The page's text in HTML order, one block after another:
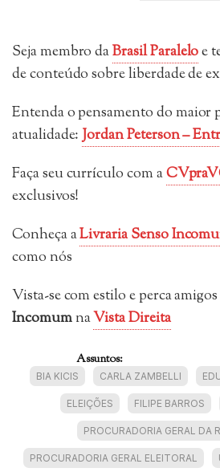
Seja membro daBrasil Paraleloe
de conteúdo sobre liberdade de
Entenda o pensamento do maior
atualidade:Jordan Peterson –
Faça seu currículo com a
exclusivos!
Conheça aLivraria Senso
como nós
Vista-se com estilo e perca
IncomumnaVista Direita
Assuntos:
BIA KICIS CARLA ZAMBELLI
ELEIÇÕES FILIPE BARROS
PROCURADORIA GERAL DA
PROCURADORIA GERAL ELEITORAL